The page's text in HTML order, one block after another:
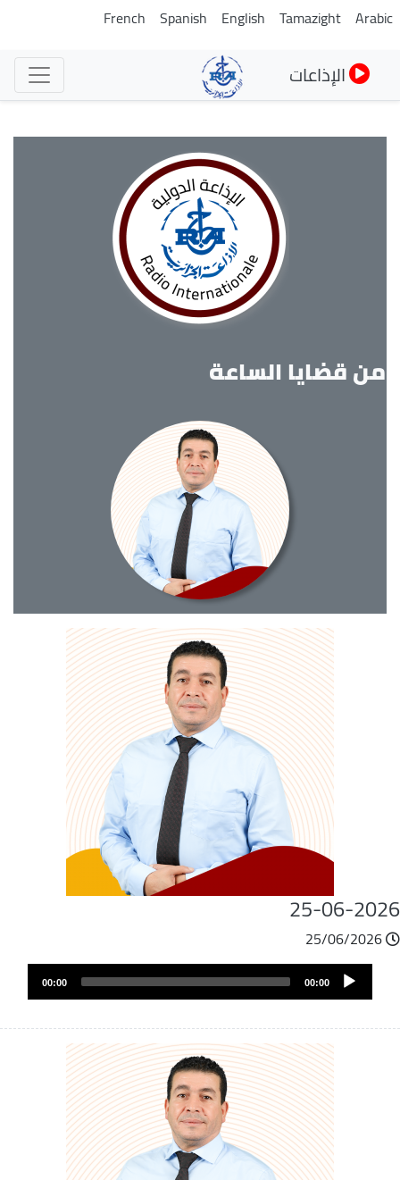
تجاوز
المحتوى
الرئيسي
Tamazight
English
Spanish
French
الإذاعات
من قضايا الساعة
25-06-
25/06/2026
ملفAudio
Player
00:00
00:00